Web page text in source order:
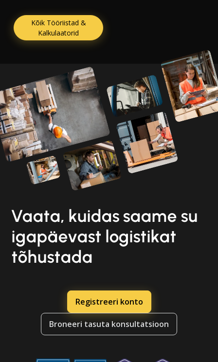
Kõik Tööriistad &
Kalkulaatorid
Vaata, kuidas saame su
igapäevast logistikat
tõhustada
Registreeri konto
Broneeri tasuta konsultatsioon